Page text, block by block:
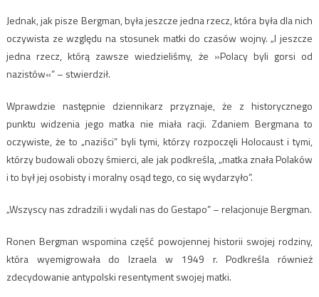
Jednak, jak pisze Bergman, była jeszcze jedna rzecz, która była dla nich
oczywista ze względu na stosunek matki do czasów wojny. „I jeszcze
jedna rzecz, którą zawsze wiedzieliśmy, że »Polacy byli gorsi od
nazistów«” – stwierdził.
Wprawdzie następnie dziennikarz przyznaje, że z historycznego
punktu widzenia jego matka nie miała racji. Zdaniem Bergmana to
oczywiste, że to „naziści” byli tymi, którzy rozpoczęli Holocaust i tymi,
którzy budowali obozy śmierci, ale jak podkreśla, „matka znała Polaków
i to był jej osobisty i moralny osąd tego, co się wydarzyło”.
„Wszyscy nas zdradzili i wydali nas do Gestapo” – relacjonuje Bergman.
Ronen Bergman wspomina część powojennej historii swojej rodziny,
która wyemigrowała do Izraela w 1949 r. Podkreśla również
zdecydowanie antypolski resentyment swojej matki.